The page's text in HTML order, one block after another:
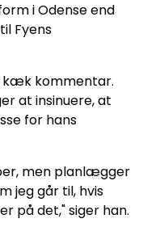
i Odense end
Fyens
kæk kommentar.
at insinuere, at
for hans
men planlægger
jeg går til, hvis
på det," siger han.